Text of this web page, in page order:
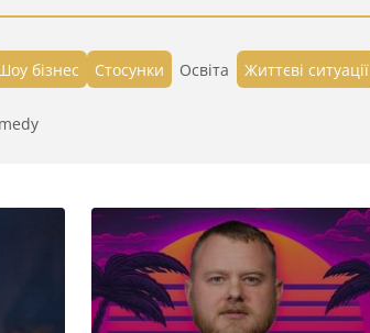
бізнес Стосунки Освіта Життєві ситуації